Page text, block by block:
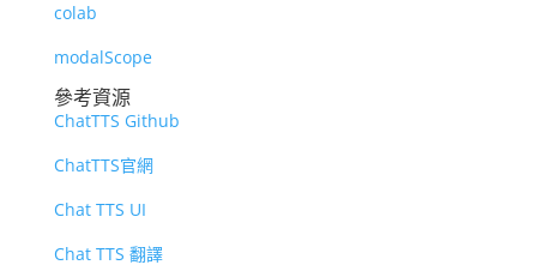
colab
modalScope
參考資源
ChatTTS Github
ChatTTS官網
Chat TTS UI
Chat TTS 翻譯